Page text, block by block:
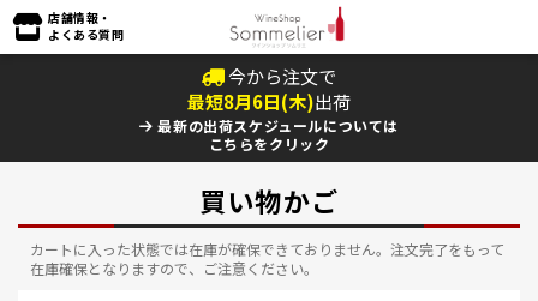
店舗情報・
よくある質問
今から注文で
最短8月6日(木)出荷
最新の出荷スケジュールについては
こちらをクリック
買い物かご
カートに入った状態では在庫が確保できておりません。注文完了をもって
在庫確保となりますので、ご注意ください。